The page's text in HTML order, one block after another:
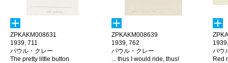
ZPKAKM008631
1939, 711
パウル・クレー
The pretty little button
ZPKAKM008639
1939, 762
パウル・クレー
... thus I would ride, thus!
パウ
Red